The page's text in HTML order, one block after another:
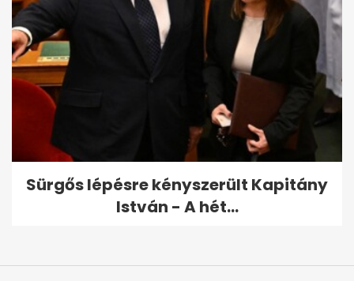
Sürgős lépésre kényszerült Kapitány
István - A hét...